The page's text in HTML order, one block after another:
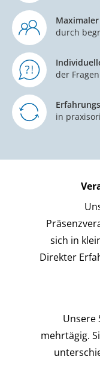
durch
der
in
sich in
Direkter
Unsere
mehrtägig.